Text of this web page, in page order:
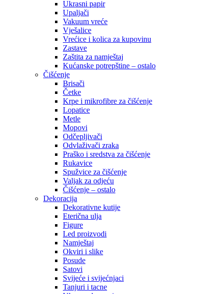
Ukrasni papir
Upaljači
Vakuum vreće
Vješalice
Vrećice i kolica za kupovinu
Zastave
Zaštita za namještaj
Kućanske potrepštine – ostalo
Čišćenje
Brisači
Četke
Krpe i mikrofibre za čišćenje
Lopatice
Metle
Mopovi
Odčepljivači
Odvlaživači zraka
Praško i sredstva za čišćenje
Rukavice
Spužvice za čišćenje
Valjak za odjeću
Čišćenje – ostalo
Dekoracija
Dekorativne kutije
Eterična ulja
Figure
Led proizvodi
Namještaj
Okviri i slike
Posude
Satovi
Svijeće i svijećnjaci
Tanjuri i tacne